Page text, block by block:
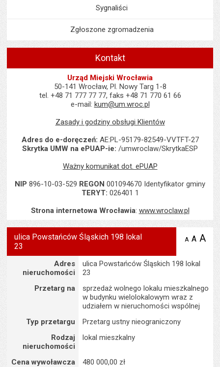
Sygnaliści
Zgłoszone zgromadzenia
Kontakt
Urząd Miejski Wrocławia
50-141 Wrocław, Pl. Nowy Targ 1-8
tel. +48 71 777 77 77, faks +48 71 770 61 66
e-mail: kum@um.wroc.pl
Zasady i godziny obsługi Klientów
Adres do e-doręczeń: AE:PL-95179-82549-VVTFT-27
Skrytka UMW na ePUAP-ie: /umwroclaw/SkrytkaESP
Ważny komunikat dot. ePUAP
NIP 896-10-03-529 REGON 001094670 Identyfikator gminy
TERYT: 026401 1
Strona internetowa Wrocławia: www.wroclaw.pl
ulica Powstańców Śląskich 198 lokal
23
A zmniejsz
A A
Adres
nieruchomości
ulica Powstańców Śląskich 198 lokal
23
Przetarg na
sprzedaż wolnego lokalu mieszkalnego
w budynku wielolokalowym wraz z
udziałem w nieruchomości wspólnej
Typ przetargu
Przetarg ustny nieograniczony
Rodzaj
nieruchomości
lokal mieszkalny
Cena wywoławcza
480 000,00 zł